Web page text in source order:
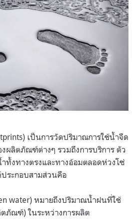
เป็นการวัดปริมาณการใช้น้ำจืด
ผลิตภัณฑ์ต่างๆ รวมถึงการบริการ ตัว
ทั้งทางตรงและทางอ้อมตลอดห่วงโซ่
ระกอบสามส่วนคือ
water) หมายถึงปริมาณน้ำฝนที่ใช้
ภัณฑ์) ในระหว่างการผลิต